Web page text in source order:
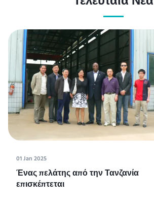
01 Jan 2025
Ένας πελάτης από την Τανζανία
επισκέπτεται